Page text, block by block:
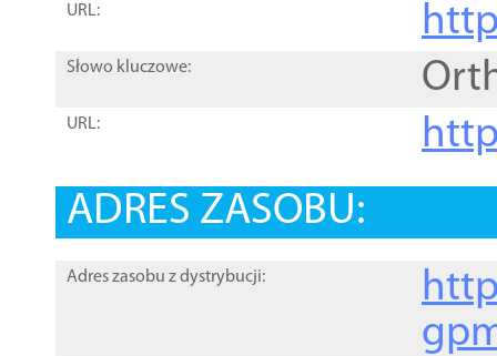
URL:
Słowo kluczowe:
URL:
ADRES ZASOBU:
Adres zasobu z dystrybucji: